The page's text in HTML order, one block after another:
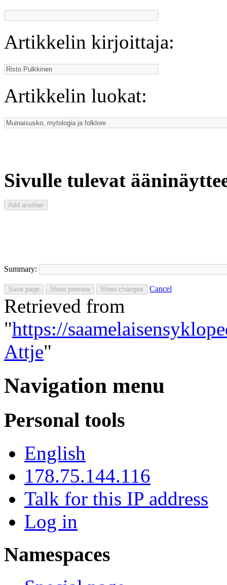
Artikkelin kirjoittaja:
Artikkelin luokat:
Sivulle tulevat
Summary:
Cancel
Retrieved from
"https://
Attje"
Navigation menu
Personal tools
English
178.75.144.116
Talk for this IP address
Log in
Namespaces